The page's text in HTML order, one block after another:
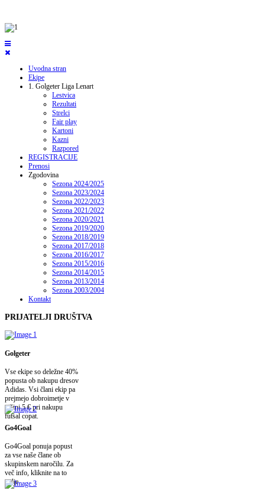
Uvodna stran
Ekipe
1. Golgeter Liga Lenart
Lestvica
Rezultati
Strelci
Fair play
Kartoni
Kazni
Razpored
REGISTRACIJE
Prenosi
Zgodovina
Sezona 2024/2025
Sezona 2023/2024
Sezona 2022/2023
Sezona 2021/2022
Sezona 2020/2021
Sezona 2019/2020
Sezona 2018/2019
Sezona 2017/2018
Sezona 2016/2017
Sezona 2015/2016
Sezona 2014/2015
Sezona 2013/2014
Sezona 2003/2004
Kontakt
PRIJATELJI DRUŠTVA
Golgeter
Vse ekipe so deležne 40%
popusta ob nakupu dresov
Adidas. Vsi člani ekip pa
prejmejo dobroimetje v
višini 5 € pri nakupu
futsal copat.
Go4Goal
Go4Goal ponuja popust
za vse naše člane ob
skupinskem naročilu. Za
več info, kliknite na to
polje.